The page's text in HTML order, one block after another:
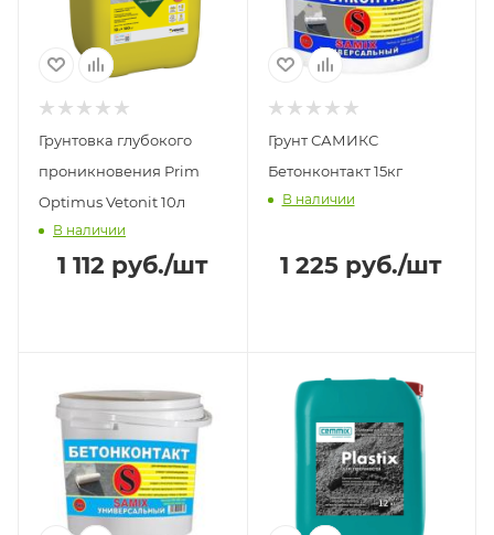
Грунтовка глубокого
проникновения Prim
Optimus Vetonit 10л
В наличии
1 112 руб./шт
Грунт САМИКС
Бетонконтакт 15кг
В наличии
1 225 руб./шт